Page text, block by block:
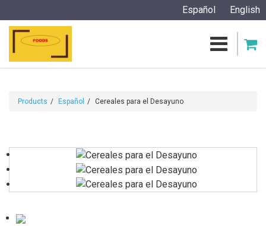
Español English
Products Español Cereales para el Desayuno